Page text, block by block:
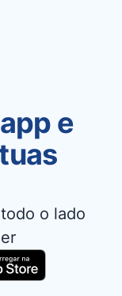
e
o lado